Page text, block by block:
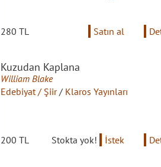
280 TL Satın al
Kuzudan Kaplana
William Blake
Edebiyat / Şiir/ Klaros Yayınları
200 TL Stokta yok! İstek